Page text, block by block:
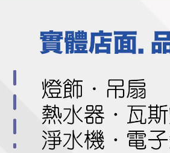
高) 590 x 520 x 62 mm
560 x 490 mm
陶瓷微晶玻璃
控開關火力段位9